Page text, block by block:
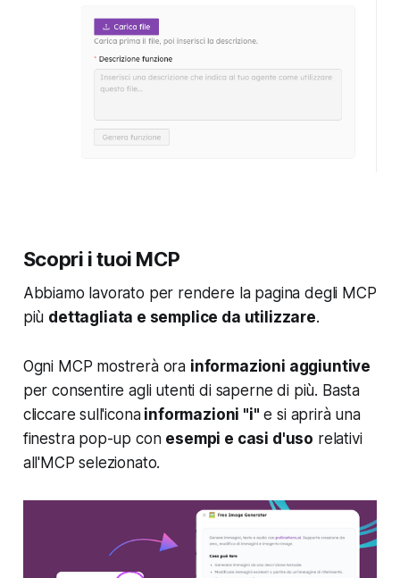
Scopri i tuoi MCP
Abbiamo lavorato per rendere la pagina degli MCP
più dettagliata e semplice da utilizzare.
Ogni MCP mostrerà ora informazioni aggiuntive
per consentire agli utenti di saperne di più. Basta
cliccare sull'iconainformazioni "i" e si aprirà una
finestra pop-up con esempi e casi d'uso relativi
all'MCP selezionato.